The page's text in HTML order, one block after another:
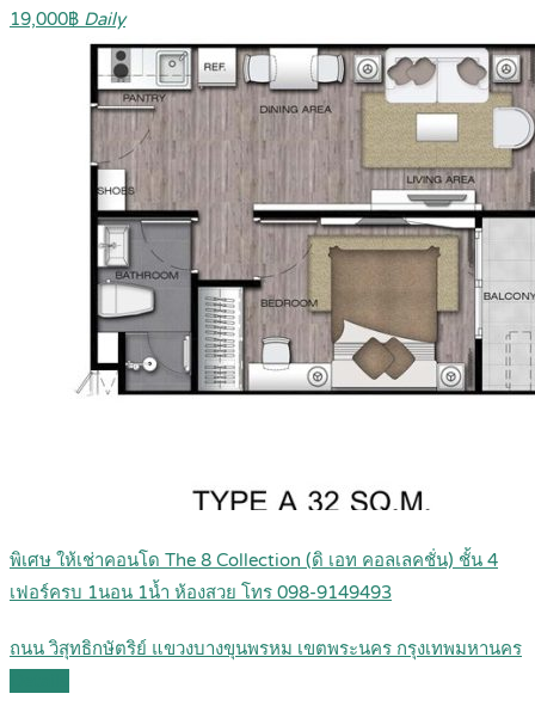
19,000฿ Daily
พิเศษ ให้เช่าคอนโด The 8 Collection (ดิ เอท คอลเลคชั่น) ชั้น 4
เฟอร์ครบ 1นอน 1น้ำ ห้องสวย โทร 098-9149493
ถนน วิสุทธิกษัตริย์ แขวงบางขุนพรหม เขตพระนคร กรุงเทพมหานคร